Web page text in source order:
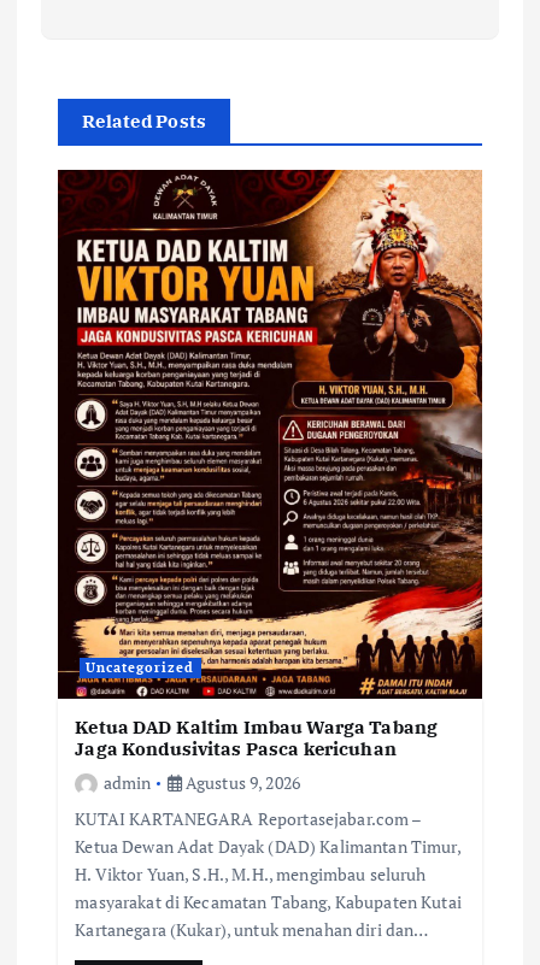
Related Posts
Uncategorized
Ketua DAD Kaltim Imbau Warga Tabang
Jaga Kondusivitas Pasca kericuhan
admin
Agustus 9, 2026
KUTAI KARTANEGARA Reportasejabar.com –
Ketua Dewan Adat Dayak (DAD) Kalimantan Timur,
H. Viktor Yuan, S.H., M.H., mengimbau seluruh
masyarakat di Kecamatan Tabang, Kabupaten Kutai
Kartanegara (Kukar), untuk menahan diri dan…